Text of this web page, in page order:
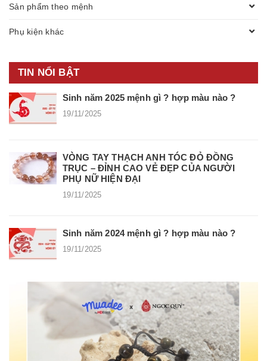
Sản phẩm theo mệnh
Phụ kiện khác
TIN NỔI BẬT
Sinh năm 2025 mệnh gì ? hợp màu nào ?
19/11/2025
VÒNG TAY THẠCH ANH TÓC ĐỎ ĐỒNG
TRỤC – ĐỈNH CAO VẺ ĐẸP CỦA NGƯỜI
PHỤ NỮ HIỆN ĐẠI
19/11/2025
Sinh năm 2024 mệnh gì ? hợp màu nào ?
19/11/2025